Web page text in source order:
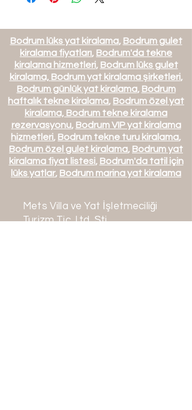
Bodrum lüks yat kiralama, Bodrum gulet
kiralama fiyatları, Bodrum'da tekne
kiralama hizmetleri, Bodrum lüks gulet
kiralama, Bodrum yat kiralama şirketleri,
Bodrum günlük yat kiralama, Bodrum
haftalık tekne kiralama, Bodrum özel yat
kiralama, Bodrum tekne kiralama
rezervasyonu, Bodrum VIP yat kiralama
hizmetleri, Bodrum tekne turu kiralama,
Bodrum özel gulet kiralama, Bodrum yat
kiralama fiyat listesi, Bodrum'da tatil için
lüks yatlar, Bodrum marina yat kiralama
Mets Villa ve Yat İşletmeciliği
Turizm Tic. Ltd. Şti.